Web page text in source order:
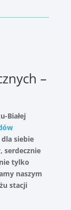
–
Białej
siebie
serdecznie
tylko
naszym
stacji